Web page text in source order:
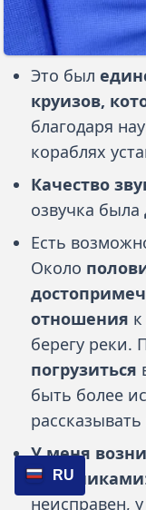
Это был
круизов,
благодаря
кораблях
Качество
озвучка была
Есть
Около
отношения
берегу реки.
погрузиться
быть более
У меня
наушниками
неисправен,
RU